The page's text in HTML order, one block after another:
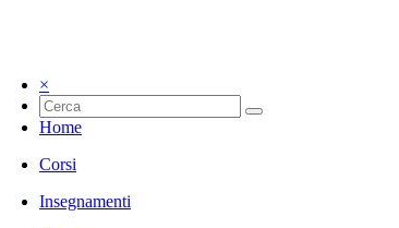
×
Home
Corsi
Insegnamenti